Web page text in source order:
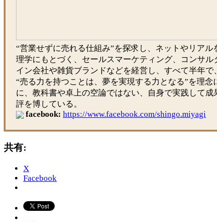
“営業せずに売れる仕組み”を探求し、ネットやリア
理学にもとづく、セールスマーケティング、コンサ
イン会社や雑貨ブランドなどを経営し、すべて半年
“売る力を持つことは、夢を実現する力となる”を理
に、教科書や卓上の空論ではない、自身で実践して
評を博している。
facebook: https://www.facebook.com/shingo.miyagi
共有:
X
Facebook